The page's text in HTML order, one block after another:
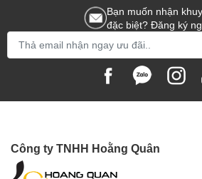
Bạn muốn nhận
đặc biệt? Đăng ký
Công ty TNHH Hoằng Quân